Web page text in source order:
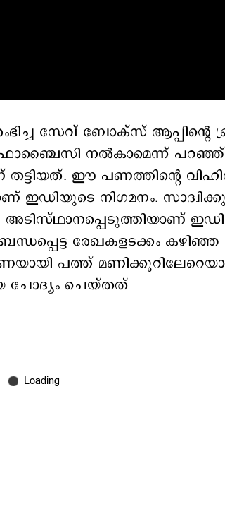
സേവ് ബോക്സ് ആപ്പിന്‍റെ
നല്‍കാമെന്ന് പറഞ്ഞ്
തട്ടിയത്. ഈ പണത്തിന്‍റെ
നിഗമനം.
അടിസ്ഥാനപ്പെടുത്തിയാണ്
രേഖകളടക്കം കഴിഞ്ഞ
പത്ത്
ചോദ്യം ചെയ്തത്